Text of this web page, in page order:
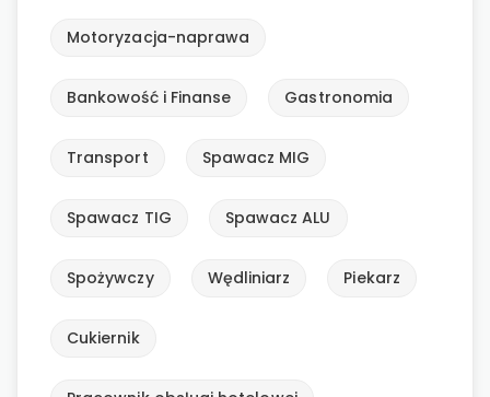
Motoryzacja-naprawa
Bankowość i Finanse Gastronomia
Transport Spawacz MIG
Spawacz TIG Spawacz ALU
Spożywczy Wędliniarz Piekarz
Cukiernik